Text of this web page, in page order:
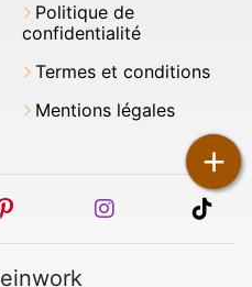
+
Politique de
confidentialité
Termes et conditions
Mentions légales
pinterest instagram